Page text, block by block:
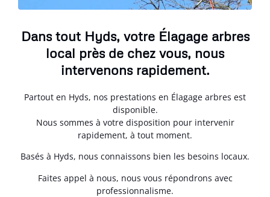
Dans tout Hyds, votre Élagage arbres
local près de chez vous, nous
intervenons rapidement.
Partout en Hyds, nos prestations en Élagage arbres est
disponible.
Nous sommes à votre disposition pour intervenir
rapidement, à tout moment.
Basés à Hyds, nous connaissons bien les besoins locaux.
Faites appel à nous, nous vous répondrons avec
professionnalisme.